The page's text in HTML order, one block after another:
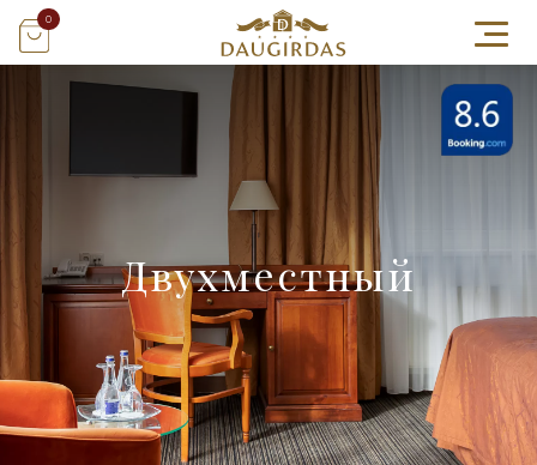
0
Двухместный